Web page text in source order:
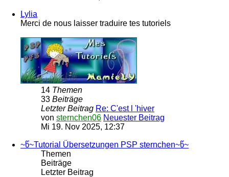
Lylia
Merci de nous laisser traduire tes tutoriels
14 Themen
33 Beiträge
Letzter Beitrag Re: C'est l 'hiver
von sternchen06 Neuester Beitrag
Mi 19. Nov 2025, 12:37
~წ~Tutorial Übersetzungen PSP sternchen~წ~
Themen
Beiträge
Letzter Beitrag